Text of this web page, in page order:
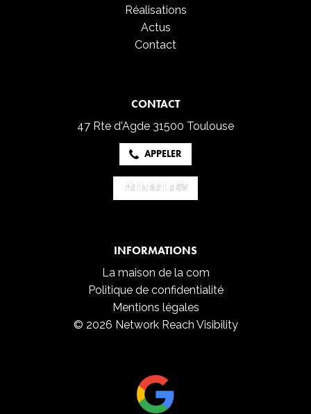
Réalisations
Actus
Contact
CONTACT
47 Rte d'Agde 31500 Toulouse
APPELER
PRENDRE RDV
PRENDRE RDV
INFORMATIONS
La maison de la com
Politique de confidentialité
Mentions légales
© 2026 Network Reach Visibility